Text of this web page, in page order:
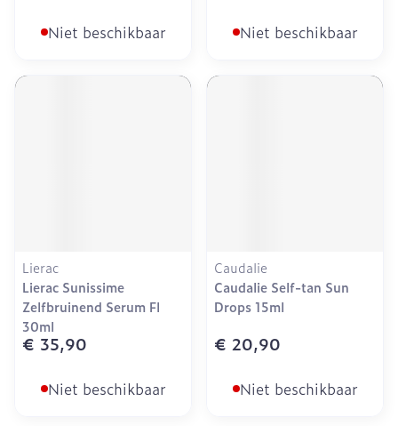
Niet beschikbaar Niet beschikbaar
Lierac
Lierac Sunissime
Zelfbruinend Serum Fl
30ml
€ 35,90
Niet beschikbaar
Caudalie
Caudalie Self-tan Sun
Drops 15ml
€ 20,90
Niet beschikbaar